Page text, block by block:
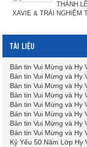
THÁNH
XAVIE & TRẢI NGHIỆM
TÀI LIỆU
Bản tin Vui Mừng và Hy
Bản tin Vui Mừng và Hy
Bản tin Vui Mừng và Hy
Bản tin Vui Mừng và Hy
Bản tin Vui Mừng và Hy
Bản tin Vui Mừng và Hy
Bản tin Vui Mừng và Hy
Bản tin Vui Mừng và Hy
Kỷ Yếu 50 Năm Lớp Hy